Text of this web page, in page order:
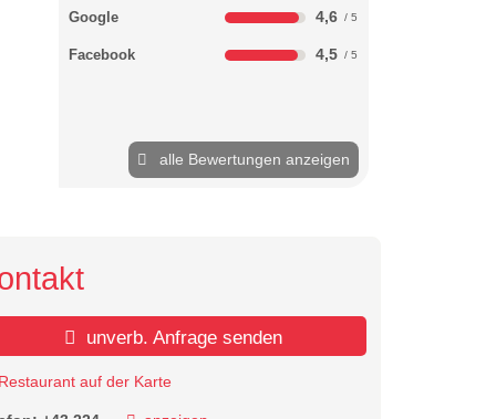
Google 4,6
Facebook 4,5
alle Bewertungen anzeigen
unverb. Anfrage senden
Restaurant auf der Karte